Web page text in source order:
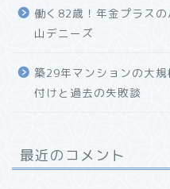
働く82歳！年金プラス
山デニーズ
築29年マンションの大
付けと過去の失敗談
最近のコメント